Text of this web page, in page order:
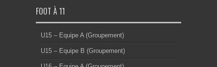
FOOT À 11
U15 – Equipe A (Groupement)
U15 – Equipe B (Groupement)